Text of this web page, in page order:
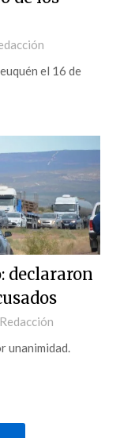
el 16 de
declararon
Redacción
unanimidad.